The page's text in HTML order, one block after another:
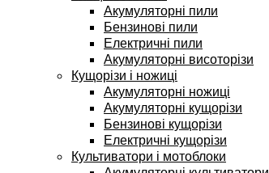
Акумуляторні пили
Бензинові пили
Електричні пили
Акумуляторні висоторізи
Кущорізи і ножиці
Акумуляторні ножиці
Акумуляторні кущорізи
Бензинові кущорізи
Електричні кущорізи
Культиватори і мотоблоки